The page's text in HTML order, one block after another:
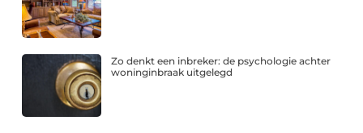
Zo denkt een inbreker: de psychologie achter
woninginbraak uitgelegd